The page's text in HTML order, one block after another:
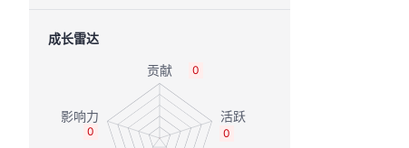
成长雷达
0
0
0